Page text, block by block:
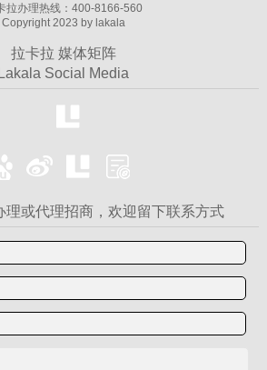
拉办理热线：400-8166-560
Copyright 2023 by lakala
拉卡拉 媒体矩阵
Lakala Social Media
理或代理招商，欢迎留下联系方式